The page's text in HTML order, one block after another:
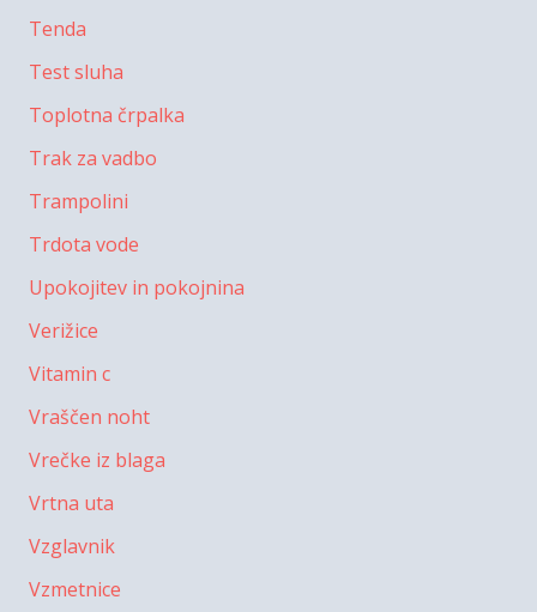
Tenda
Test sluha
Toplotna črpalka
Trak za vadbo
Trampolini
Trdota vode
Upokojitev in pokojnina
Verižice
Vitamin c
Vraščen noht
Vrečke iz blaga
Vrtna uta
Vzglavnik
Vzmetnice